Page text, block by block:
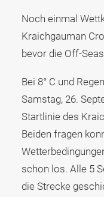
Noch einmal
Kraichgauman
bevor die Off-
Bei 8° C und
Samstag, 26.
Startlinie des
Beiden fragen
schon los. Alle 5
die Strecke